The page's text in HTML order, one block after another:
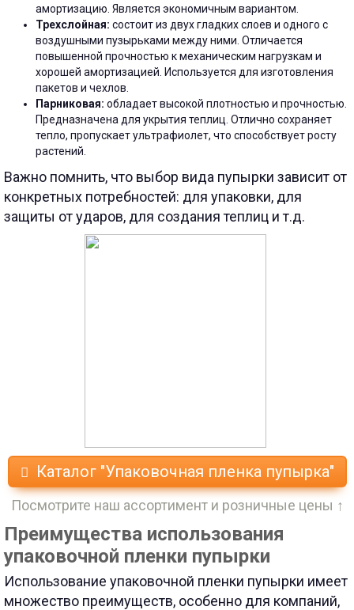
амортизацию. Является экономичным вариантом.
Трехслойная: состоит из двух гладких слоев и одного с
воздушными пузырьками между ними. Отличается
повышенной прочностью к механическим нагрузкам и
хорошей амортизацией. Используется для изготовления
пакетов и чехлов.
Парниковая: обладает высокой плотностью и прочностью.
Предназначена для укрытия теплиц. Отлично сохраняет
тепло, пропускает ультрафиолет, что способствует росту
растений.
Важно помнить, что выбор вида пупырки зависит от
конкретных потребностей: для упаковки, для
защиты от ударов, для создания теплиц и т.д.
Каталог "Упаковочная пленка пупырка"
Посмотрите наш ассортимент и розничные цены ↑
Преимущества использования
упаковочной пленки пупырки
Использование упаковочной пленки пупырки имеет
множество преимуществ, особенно для компаний,